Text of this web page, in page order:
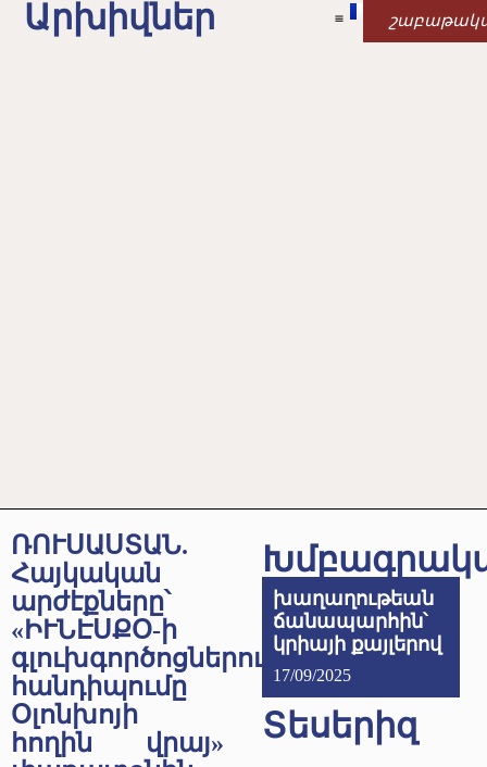
Արխիվներ
ՌՈՒՍԱՍՏԱՆ.
Հայկական
արժէքները՝
«ԻՒՆԷՍՔՕ-ի
գլուխգործոցներու
հանդիպումը
Օլոնխոյի
հողին վրայ»
խաղաղութեան
ճանապարհին՝
կրիայի քայլերով
17/09/2025
Տեսերիզ